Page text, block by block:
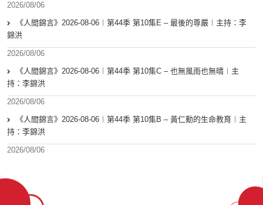
2026/08/06
《人間錦言》2026-08-06︱第44季 第10集E – 最後的尊嚴︱主持：李
錦洪
2026/08/06
《人間錦言》2026-08-06︱第44季 第10集C – 也無風雨也無晴︱主
持：李錦洪
2026/08/06
《人間錦言》2026-08-06︱第44季 第10集B – 黃仁勳的生命教育︱主
持：李錦洪
2026/08/06